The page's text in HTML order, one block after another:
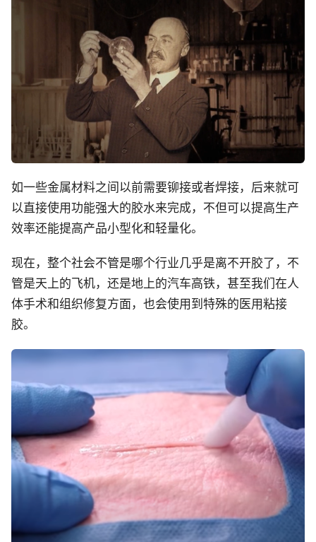
如一些金属材料之间以前需要铆接或者焊接，后来就可
以直接使用功能强大的胶水来完成，不但可以提高生产
效率还能提高产品小型化和轻量化。
现在，整个社会不管是哪个行业几乎是离不开胶了，不
管是天上的飞机，还是地上的汽车高铁，甚至我们在人
体手术和组织修复方面，也会使用到特殊的医用粘接
胶。